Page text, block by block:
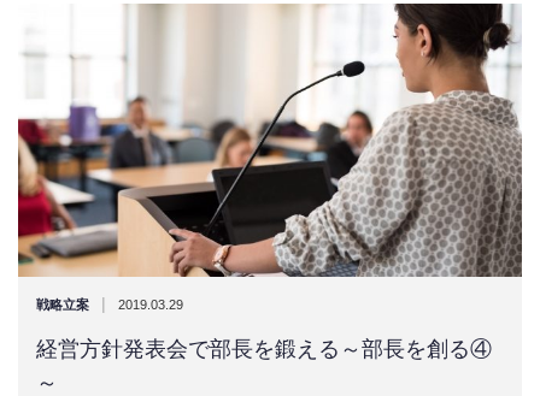
戦略立案 | 2019.03.29
経営方針発表会で部長を鍛える～部長を創る④
～